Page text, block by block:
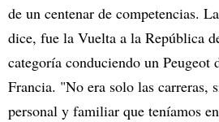
de un centenar de competencias.
dice, fue la Vuelta a la República
categoría conduciendo un Peugeot
Francia. "No era solo las carreras,
personal y familiar que teníamos